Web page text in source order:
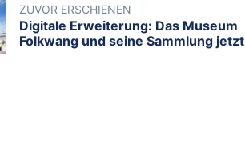
ZUVOR ERSCHIENEN
Digitale Erweiterung: Das Museum
Folkwang und seine Sammlung jetzt